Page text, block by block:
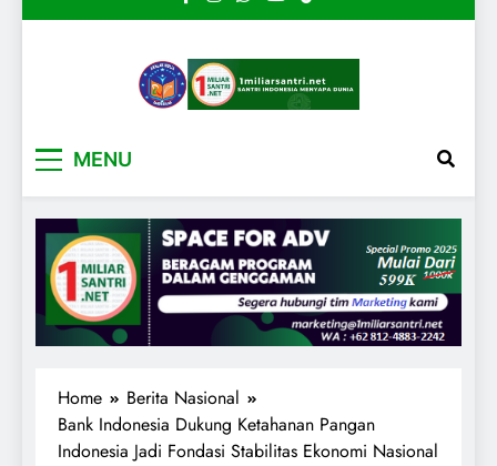
MENU
Home
Berita Nasional
Bank Indonesia Dukung Ketahanan Pangan
Indonesia Jadi Fondasi Stabilitas Ekonomi Nasional